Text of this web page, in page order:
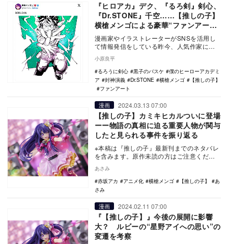
『ヒロアカ』デク、『るろ剣』剣心、
『Dr.STONE』千空……【推しの子】
横槍メンゴによる豪華“ファンアー
ト”に喝采
漫画家やイラストレーターがSNSを活用し
て情報発信をしている昨今、人気作家によ
った。実…
小原良平
るろうに剣心
黒子のバスケ
僕のヒーローアカデミ
ア
封神演義 Dr.STONE 横槍メンゴ
【推しの子】
ファンアート
漫画 2024.03.13 07:00
【推しの子】カミキヒカルついに登場
ーー物語の真相に迫る重要人物が関与
したと見られる事件を振り返る
※本稿は『推しの子』最新刊までのネタバレ
を含みます。原作未読の方はご注意くださ
控える…
あさみ
赤坂アカ
アニメ化 横槍メンゴ 【推しの子】
あ
さみ
漫画 2024.02.11 07:00
『【推しの子】』今後の展開に影響
大？ ルビーの“星野アイへの思い”の
変遷を考察